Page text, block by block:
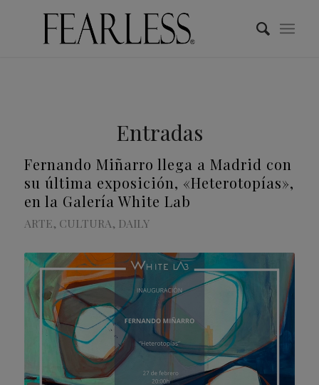
Entradas
Fernando Miñarro llega a Madrid con
su última exposición, «Heterotopías»,
en la Galería White Lab
ARTE, CULTURA, DAILY